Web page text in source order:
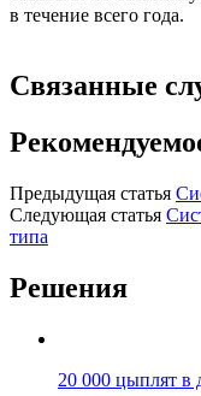
в течение всего года.
Связанные
Предыдущая статья
Следующая статья
типа
Решения
20 000 цыплят в